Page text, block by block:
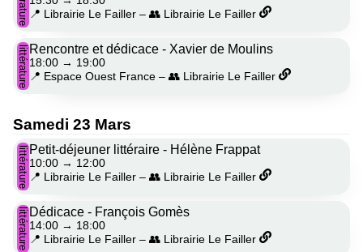
📍 Librairie Le Failler – 👥 Librairie Le Failler
littératureRencontre et dédicace - Xavier de Moulins
18:00 → 19:00
📍 Espace Ouest France – 👥 Librairie Le Failler
Samedi 23 Mars
littératurePetit-déjeuner littéraire - Hélène Frappat
10:00 → 12:00
📍 Librairie Le Failler – 👥 Librairie Le Failler
littératureDédicace - François Gomès
14:00 → 18:00
📍 Librairie Le Failler – 👥 Librairie Le Failler